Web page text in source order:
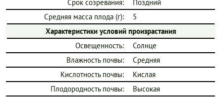
Срок созревания:
Поздний
Средняя масса плода (г):
5
Характеристики условий произрастания
Освещенность:
Солнце
Влажность почвы:
Средняя
Кислотность почвы:
Кислая
Плодородность почвы:
Высокая